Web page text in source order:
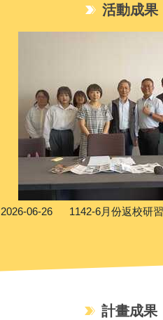
活動成果
2026-06-26 1142-6月份返校研習
計畫成果